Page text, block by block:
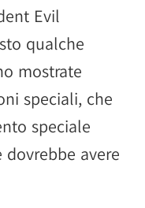
Evil
qualche
mostrate
speciali, che
speciale
avere